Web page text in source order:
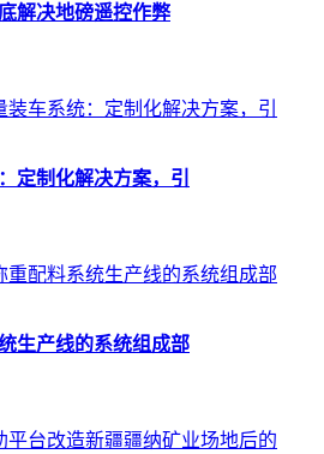
解决地磅遥控作弊
定制化解决方案，引
生产线的系统组成部